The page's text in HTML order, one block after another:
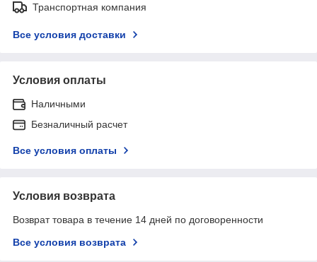
Транспортная компания
Все условия доставки
Условия оплаты
Наличными
Безналичный расчет
Все условия оплаты
Условия возврата
Возврат товара в течение 14 дней по договоренности
Все условия возврата